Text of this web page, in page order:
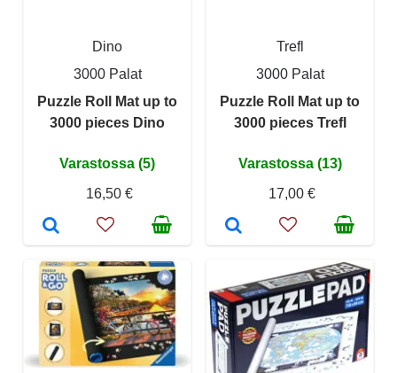
Dino
3000 Palat
Puzzle Roll Mat up to
3000 pieces Dino
Varastossa (5)
16,50 €
Trefl
3000 Palat
Puzzle Roll Mat up to
3000 pieces Trefl
Varastossa (13)
17,00 €